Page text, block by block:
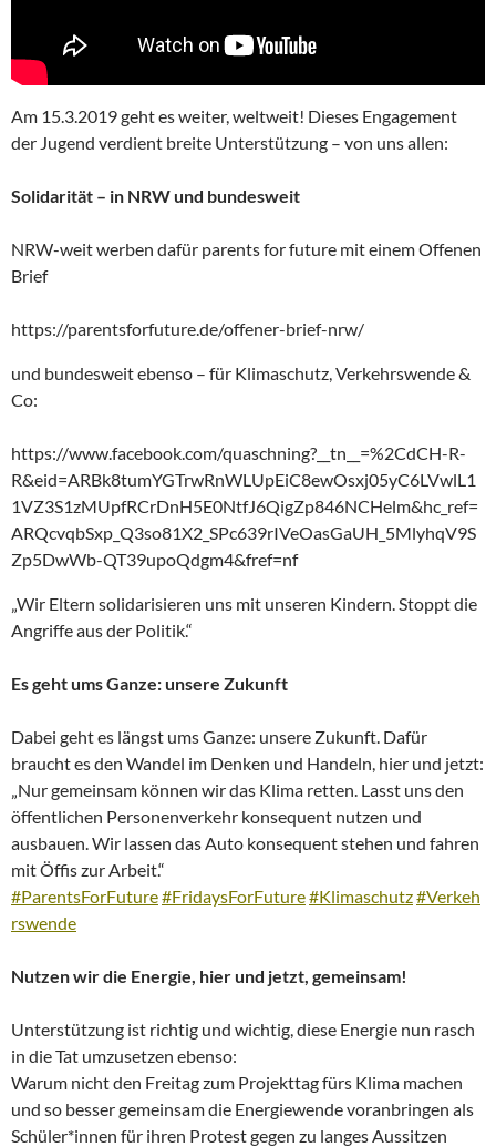
Am 15.3.2019 geht es weiter, weltweit! Dieses Engagement
der Jugend verdient breite Unterstützung – von uns allen:
Solidarität – in NRW und bundesweit
NRW-weit werben dafür parents for future mit einem Offenen
Brief
https://parentsforfuture.de/offener-brief-nrw/
und bundesweit ebenso – für Klimaschutz, Verkehrswende &
Co:
https://www.facebook.com/quaschning?__tn__=%2CdCH-R-
R&eid=ARBk8tumYGTrwRnWLUpEiC8ewOsxj05yC6LVwlL1
1VZ3S1zMUpfRCrDnH5E0NtfJ6QigZp846NCHelm&hc_ref=
ARQcvqbSxp_Q3so81X2_SPc639rIVeOasGaUH_5MlyhqV9S
Zp5DwWb-QT39upoQdgm4&fref=nf
„Wir Eltern solidarisieren uns mit unseren Kindern. Stoppt die
Angriffe aus der Politik.“
Es geht ums Ganze: unsere Zukunft
Dabei geht es längst ums Ganze: unsere Zukunft. Dafür
braucht es den Wandel im Denken und Handeln, hier und jetzt:
„Nur gemeinsam können wir das Klima retten. Lasst uns den
öffentlichen Personenverkehr konsequent nutzen und
ausbauen. Wir lassen das Auto konsequent stehen und fahren
mit Öffis zur Arbeit.“
#ParentsForFuture#FridaysForFuture#Klimaschutz#Verkeh
rswende
Nutzen wir die Energie, hier und jetzt, gemeinsam!
Unterstützung ist richtig und wichtig, diese Energie nun rasch
in die Tat umzusetzen ebenso:
Warum nicht den Freitag zum Projekttag fürs Klima machen
und so besser gemeinsam die Energiewende voranbringen als
Schüler*innen für ihren Protest gegen zu langes Aussitzen